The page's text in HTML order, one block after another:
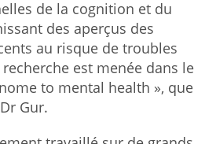
de la cognition et du
des aperçus des
au risque de troubles
est menée dans le
to mental health », que
Gur.